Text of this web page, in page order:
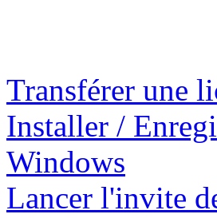
Transférer une
Installer /
Windows
Lancer l'invite